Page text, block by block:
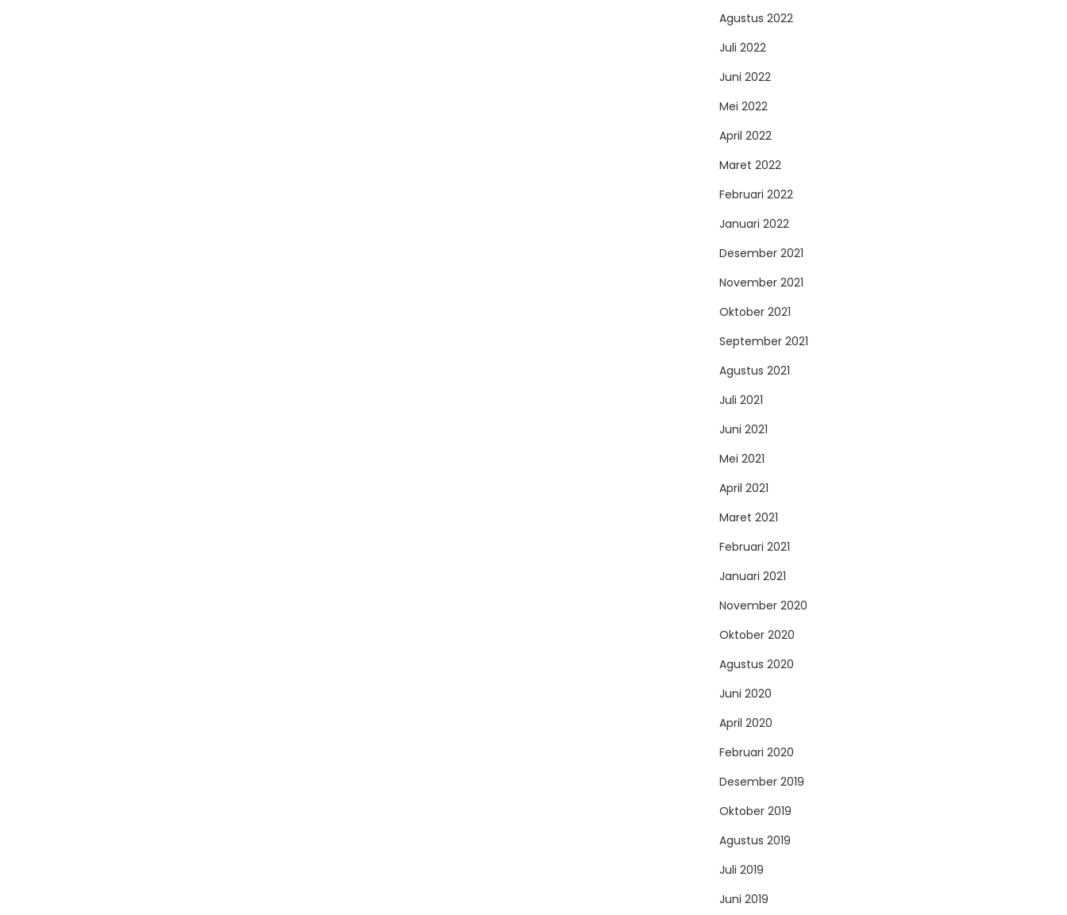
Agustus 2022
Juli 2022
Juni 2022
Mei 2022
April 2022
Maret 2022
Februari 2022
Januari 2022
Desember 2021
November 2021
Oktober 2021
September 2021
Agustus 2021
Juli 2021
Juni 2021
Mei 2021
April 2021
Maret 2021
Februari 2021
Januari 2021
November 2020
Oktober 2020
Agustus 2020
Juni 2020
April 2020
Februari 2020
Desember 2019
Oktober 2019
Agustus 2019
Juli 2019
Juni 2019